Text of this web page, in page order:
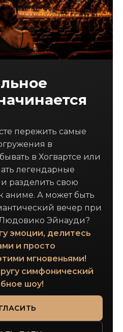
пережить самые
в
в Хогвартсе или
легендарные
разделить свою
аниме. А может быть
вечер при
Эйнауди?
эмоции, делитесь
и просто
мгновеньями!
симфонический
шоу!